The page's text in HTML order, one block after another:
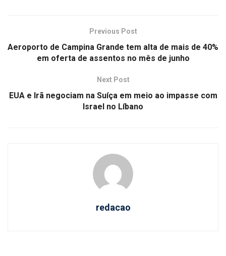
Previous Post
Aeroporto de Campina Grande tem alta de mais de 40%
em oferta de assentos no mês de junho
Next Post
EUA e Irã negociam na Suíça em meio ao impasse com
Israel no Líbano
redacao